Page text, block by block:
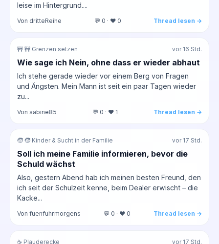
leise im Hintergrund....
Von dritteReihe 💬 0 · ❤️ 0 Thread lesen →
🚧 🚧 Grenzen setzen vor 16 Std.
Wie sage ich Nein, ohne dass er wieder abhaut
Ich stehe gerade wieder vor einem Berg von Fragen
und Ängsten. Mein Mann ist seit ein paar Tagen wieder
zu...
Von sabine85 💬 0 · ❤️ 1 Thread lesen →
🧒 🧒 Kinder & Sucht in der Familie vor 17 Std.
Soll ich meine Familie informieren, bevor die
Schuld wächst
Also, gestern Abend hab ich meinen besten Freund, den
ich seit der Schulzeit kenne, beim Dealer erwischt – die
Kacke...
Von fuenfuhrmorgens 💬 0 · ❤️ 0 Thread lesen →
☕ Plauderecke vor 17 Std.